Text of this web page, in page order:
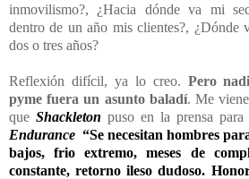
inmovilismo?, ¿Hacia dónde va mi
dentro de un año mis clientes?, ¿Dónde
dos o tres años?
Reflexión difícil, ya lo creo. Pero
pyme fuera un asunto baladí. Me
que Shackleton puso en la prensa
Endurance “Se necesitan hombres
bajos, frio extremo, meses de
constante, retorno ileso dudoso.